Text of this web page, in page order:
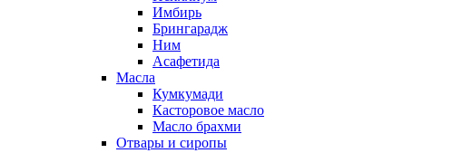
Имбирь
Брингарадж
Ним
Асафетида
Масла
Кумкумади
Касторовое масло
Масло брахми
Отвары и сиропы